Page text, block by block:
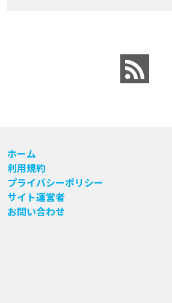
ホーム
利用規約
プライバシーポリシー
サイト運営者
お問い合わせ